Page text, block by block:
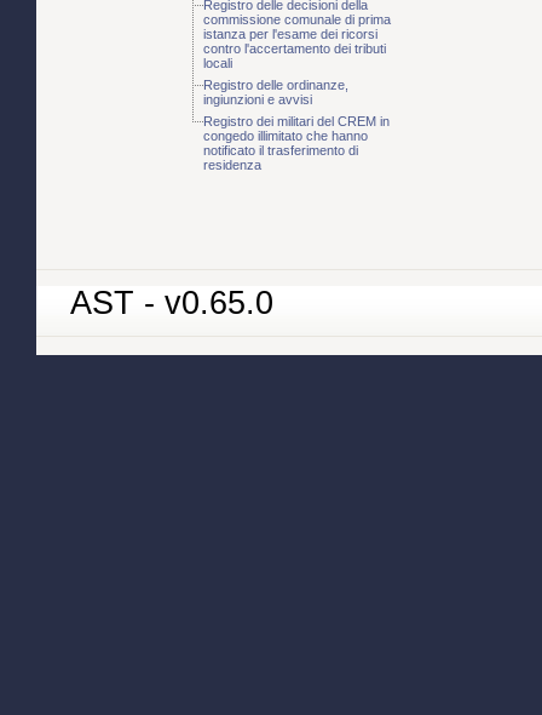
Registro delle decisioni della
commissione comunale di prima
istanza per l'esame dei ricorsi
contro l'accertamento dei tributi
locali
Registro delle ordinanze,
ingiunzioni e avvisi
Registro dei militari del CREM in
congedo illimitato che hanno
notificato il trasferimento di
residenza
AST - v0.65.0